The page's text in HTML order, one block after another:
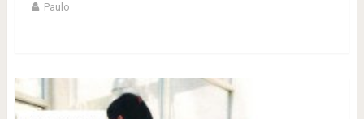
Paulo